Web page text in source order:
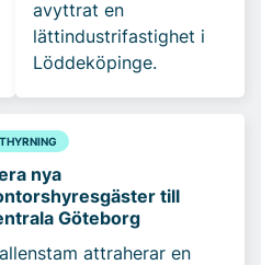
avyttrat en
lättindustrifastighet i
Löddeköpinge.
nya
till
Göteborg
attraherar en